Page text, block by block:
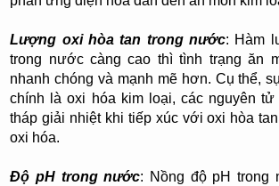
Lượng oxi hòa tan trong nước: Hàm
trong nước càng cao thì tình trạng ăn
nhanh chóng và mạnh mẽ hơn. Cụ thể,
chính là oxi hóa kim loại, các nguyên tử
tháp giải nhiệt khi tiếp xúc với oxi hòa
oxi hóa.
Độ pH trong nước: Nồng độ pH trong